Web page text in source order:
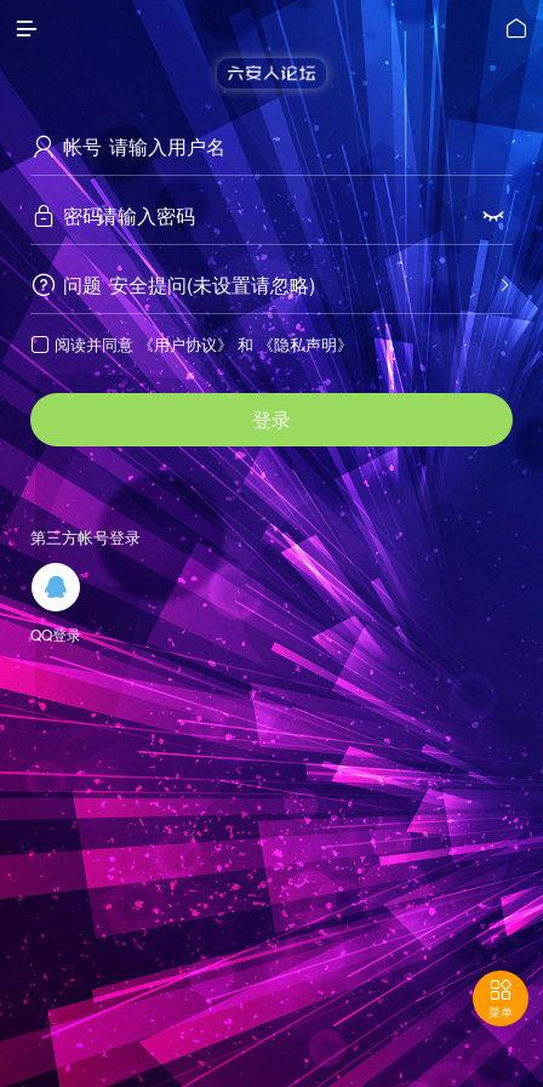
 
 帐号
 密码 
 问题 
安全提问(未设置请忽略)
 阅读并同意 《用户协议》 和 《隐私声明》
登录
第三方帐号登录

QQ登录

菜单